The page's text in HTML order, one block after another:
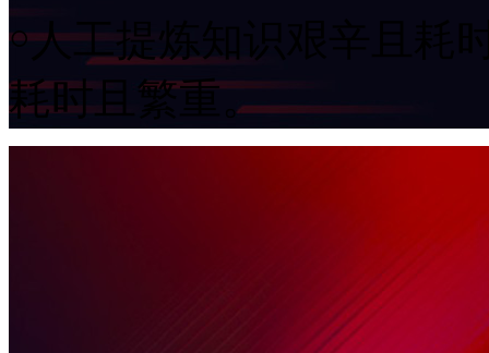
￮人工提炼知识艰辛且耗时
耗时且繁重。